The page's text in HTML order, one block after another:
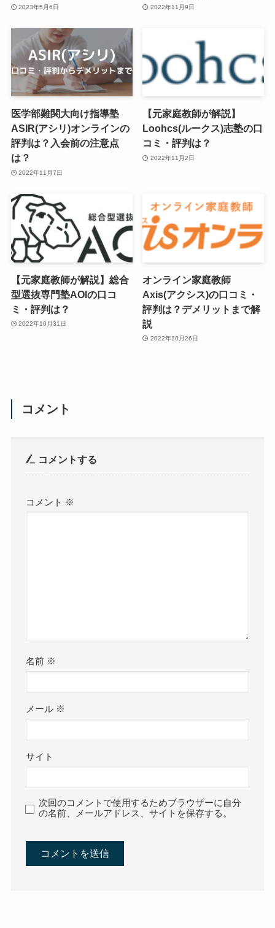
2023年5月6日 2022年11月9日
医学部難関大向け指導塾
ASIR(アシリ)オンラインの
評判は？入会前の注意点
は？
2022年11月7日
【元家庭教師が解説】
Loohcs(ルークス)志塾の口
コミ・評判は？
2022年11月2日
【元家庭教師が解説】総合
型選抜専門塾AOIの口コ
ミ・評判は？
2022年10月31日
オンライン家庭教師
Axis(アクシス)の口コミ・
評判は？デメリットまで解
説
2022年10月26日
コメント
コメントする
コメント ※
名前 ※
メール ※
サイト
次回のコメントで使用するためブラウザーに自分
の名前、メールアドレス、サイトを保存する。